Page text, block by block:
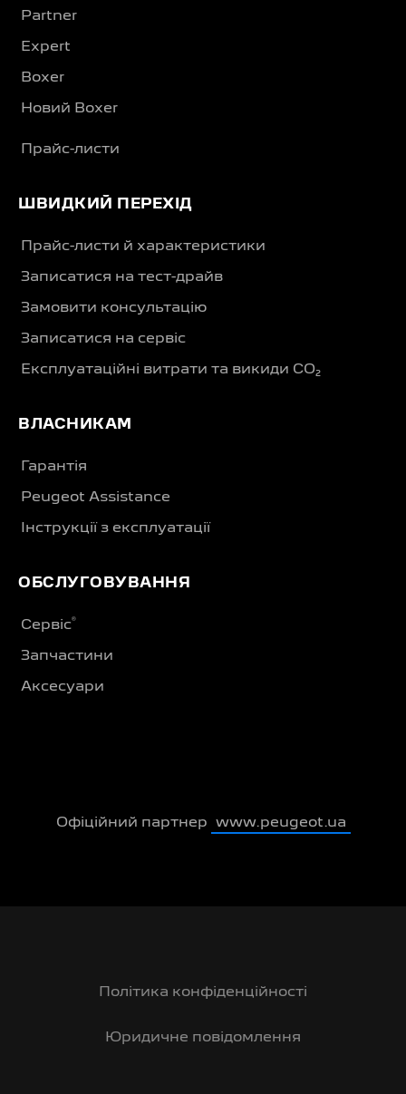
Partner
Expert
Boxer
Новий Boxer
Прайс-листи
ШВИДКИЙ ПЕРЕХІД
Прайс-листи й характеристики
Записатися на тест-драйв
Замовити консультацію
Записатися на сервіс
Експлуатаційні витрати та викиди CO₂
ВЛАСНИКАМ
Гарантія
Peugeot Assistance
Інструкції з експлуатації
ОБСЛУГОВУВАННЯ
Сервіс®
Запчастини
Аксесуари
Офіційний партнер www.peugeot.ua
Політика конфіденційності
Юридичне повідомлення